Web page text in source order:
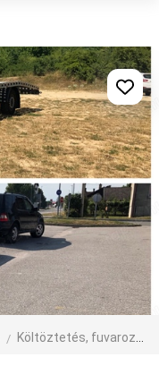
Költöztetés, fuvarozás, járműbérlés